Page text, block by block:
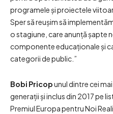
programele și proiectele
Sper să reușim să
o stagiune, care anunță șapte
componente educaționale și
categorii de public.”
Bobi Pricopunul dintre cei
generații și inclus din 2017 pe
Premiul Europa pentru Noi